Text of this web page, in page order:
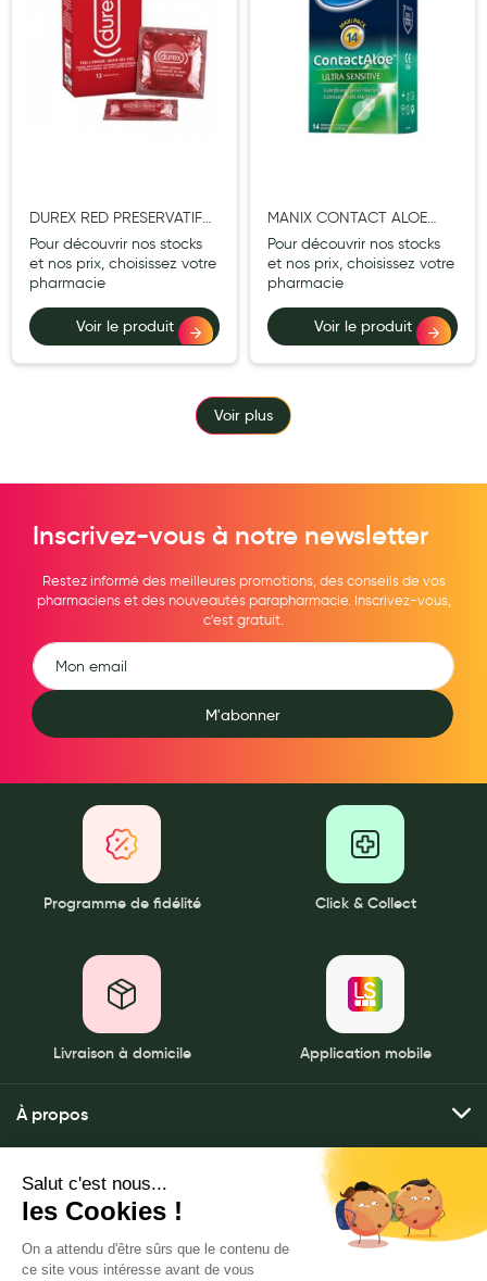
Les marques
My Privilege
Les promotions
DUREX RED PRESERVATIF
LUBRIFIE AV RESERVOIR 12
Pour découvrir nos stocks
et nos prix, choisissez votre
pharmacie
Voir le produit
MANIX CONTACT ALOE
ULTRA SENSITIVE
PRESERVATIF 14
Pour découvrir nos stocks
et nos prix, choisissez votre
pharmacie
Voir le produit
Voir plus
Inscrivez-vous à notre newsletter
Restez informé des meilleures promotions, des conseils de vos
pharmaciens et des nouveautés parapharmacie. Inscrivez-vous,
c'est gratuit.
M'abonner
Programme de fidélité Click & Collect
Livraison à domicile Application mobile
À propos
Qui sommes-nous ?
Nos pharmacies
Mentions légales
Politique de gestion des données personnelles
Mes services
Envoyer mes ordonnances
Commander mes produits
LeaderSanté, 82 bis rue Thiers